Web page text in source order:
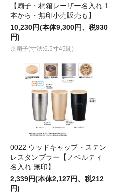
【扇子・桐箱レーザー名入れ 1
本から・無印小売販売も】
10,230円(本体9,300円、税930
円)
京扇子(寸法:6.5寸45間)
0022 ウッドキャップ・ステン
レスタンブラー【ノベルティ
名入れ 無印】
2,339円(本体2,127円、税212
円)